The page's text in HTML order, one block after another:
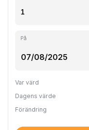
På
Var värd
Dagens värde
Förändring